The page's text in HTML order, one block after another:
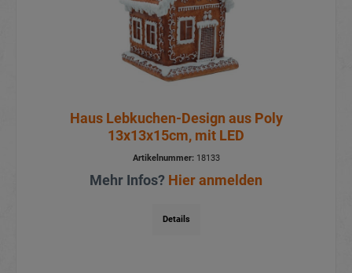
Haus Lebkuchen-Design aus Poly
13x13x15cm, mit LED
Artikelnummer:18133
Mehr Infos? Hier anmelden
Details